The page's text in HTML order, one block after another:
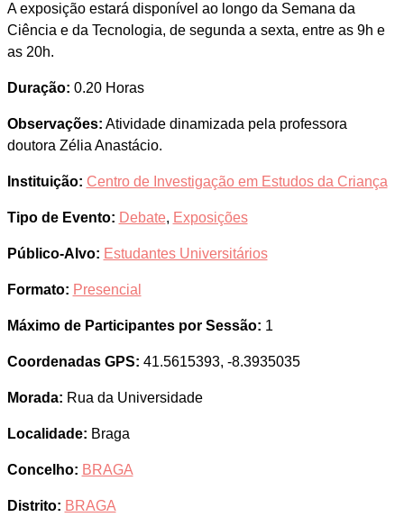
A exposição estará disponível ao longo da Semana da
Ciência e da Tecnologia, de segunda a sexta, entre as 9h e
as 20h.
Duração: 0.20 Horas
Observações: Atividade dinamizada pela professora
doutora Zélia Anastácio.
Instituição: Centro de Investigação em Estudos da Criança
Tipo de Evento: Debate, Exposições
Público-Alvo: Estudantes Universitários
Formato: Presencial
Máximo de Participantes por Sessão: 1
Coordenadas GPS: 41.5615393, -8.3935035
Morada: Rua da Universidade
Localidade: Braga
Concelho: BRAGA
Distrito: BRAGA